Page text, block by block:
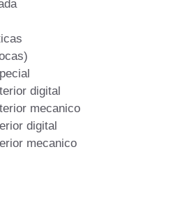
digital
mecanico
digital
mecanico